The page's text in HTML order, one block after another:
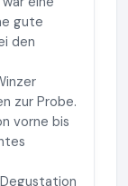
gute
den
zur Probe.
vorne bis